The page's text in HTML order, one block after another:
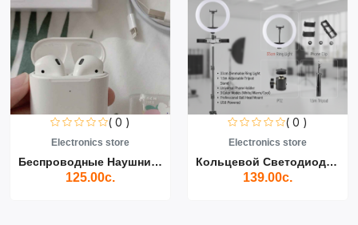
( 0 )
Electronics store
Беспроводные Наушники Air...
125.00с.
( 0 )
Electronics store
Кольцевой Светодиодный Св...
139.00с.